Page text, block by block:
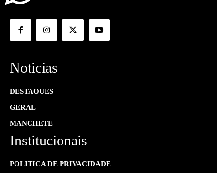
Noticias
DESTAQUES
GERAL
MANCHETE
Institucionais
POLITICA DE PRIVACIDADE